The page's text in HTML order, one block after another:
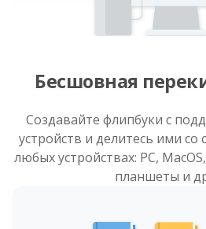
Бесшовная
Создавайте флипбуки с
устройств и делитесь ими со
любых устройствах: PC,
планшеты и